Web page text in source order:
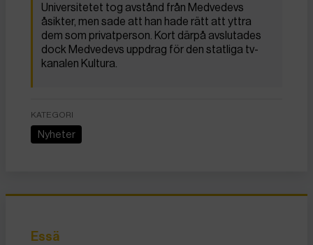
Universitetet tog avstånd från Medvedevs
åsikter, men sade att han hade rätt att yttra
dem som privatperson. Kort därpå avslutades
dock Medvedevs uppdrag för den statliga tv-
kanalen Kultura.
KATEGORI
Nyheter
Essä